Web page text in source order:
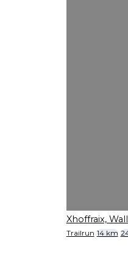
Xhoffraix,
Trailrun 14 km